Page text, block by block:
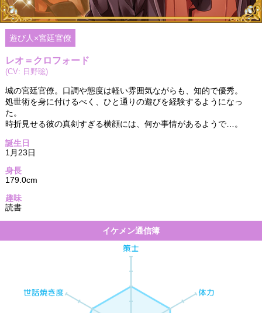
遊び人×宮廷官僚
レオ＝クロフォード
(CV: 日野聡)
城の宮廷官僚。口調や態度は軽い雰囲気ながらも、知的で優秀。
処世術を身に付けるべく、ひと通りの遊びを経験するようになっ
た。
時折見せる彼の真剣すぎる横顔には、何か事情があるようで…。
誕生日
1月23日
身長
179.0cm
趣味
読書
イケメン通信簿